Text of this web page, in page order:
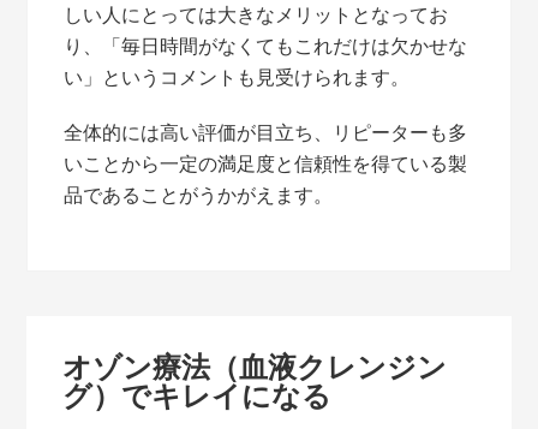
しい人にとっては大きなメリットとなってお
り、「毎日時間がなくてもこれだけは欠かせな
い」というコメントも見受けられます。
全体的には高い評価が目立ち、リピーターも多
いことから一定の満足度と信頼性を得ている製
品であることがうかがえます。
オゾン療法（血液クレンジン
グ）でキレイになる